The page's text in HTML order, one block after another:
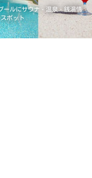
ールにサウナ・温泉・銭湯情
ポット